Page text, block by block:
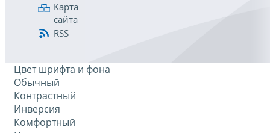
Карта
сайта
RSS
Цвет шрифта и фона
Обычный
Контрастный
Инверсия
Комфортный